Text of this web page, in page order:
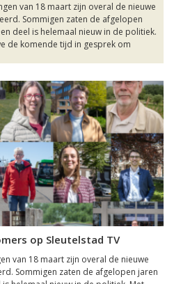
van 18 maart zijn overal de nieuwe
Sommigen zaten de afgelopen
deel is helemaal nieuw in de politiek.
de komende tijd in gesprek om
op Sleutelstad TV
van 18 maart zijn overal de nieuwe
Sommigen zaten de afgelopen jaren